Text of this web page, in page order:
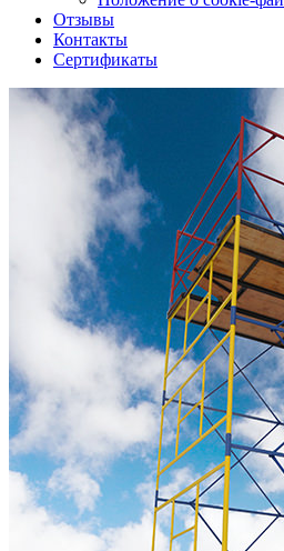
Отзывы
Контакты
Сертификаты